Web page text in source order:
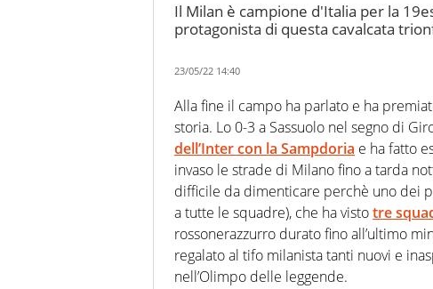
Il Milan è campione d'Italia per la
protagonista di questa cavalcata
23/05/22 14:40
Alla fine il campo ha parlato e ha
storia. Lo 0-3 a Sassuolo nel segno di
dell’Inter con la Sampdoria e ha fatto
invaso le strade di Milano fino a tarda
difficile da dimenticare perchè uno dei
a tutte le squadre), che ha vistotre
rossonerazzurro durato fino all’ultimo
regalato al tifo milanista tanti nuovi e
nell’Olimpo delle leggende.